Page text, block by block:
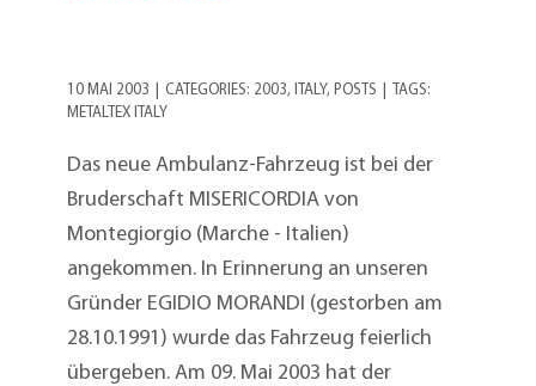
10 MAI 2003 CATEGORIES: 2003, ITALY, POSTS
TAGS:
METALTEX ITALY
Das neue Ambulanz-Fahrzeug ist bei der
Bruderschaft MISERICORDIA von
Montegiorgio (Marche - Italien)
angekommen. In Erinnerung an unseren
Gründer EGIDIO MORANDI (gestorben am
28.10.1991) wurde das Fahrzeug feierlich
übergeben. Am 09. Mai 2003 hat der